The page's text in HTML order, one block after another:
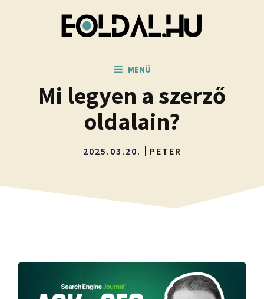
MENÜ
Mi legyen a szerző
oldalain?
2025.03.20. PETER